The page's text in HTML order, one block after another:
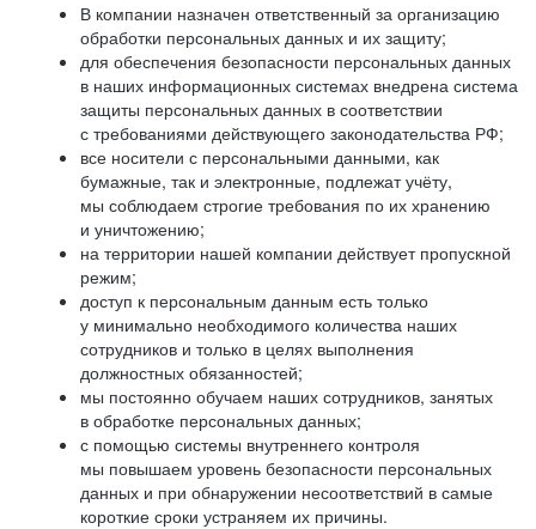
В компании назначен ответственный за организацию
обработки персональных данных и их защиту;
для обеспечения безопасности персональных данных
в наших информационных системах внедрена система
защиты персональных данных в соответствии
с требованиями действующего законодательства РФ;
все носители с персональными данными, как
бумажные, так и электронные, подлежат учёту,
мы соблюдаем строгие требования по их хранению
и уничтожению;
на территории нашей компании действует пропускной
режим;
доступ к персональным данным есть только
у минимально необходимого количества наших
сотрудников и только в целях выполнения
должностных обязанностей;
мы постоянно обучаем наших сотрудников, занятых
в обработке персональных данных;
с помощью системы внутреннего контроля
мы повышаем уровень безопасности персональных
данных и при обнаружении несоответствий в самые
короткие сроки устраняем их причины.